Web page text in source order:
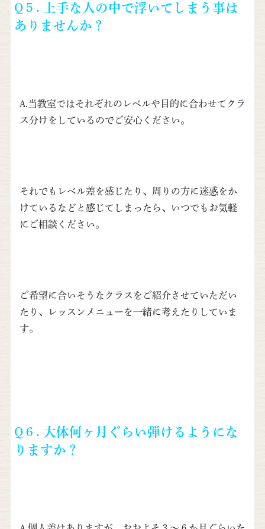
Q５.
上手な人の中で浮いてしまう事は
ありませんか？
A.当教室ではそれぞれのレベルや目的に合わせてクラ
ス分けをしているのでご安心ください。
それでもレベル差を感じたり、周りの方に迷惑をか
けているなどと感じてしまったら、いつでもお気軽
にご相談ください。
ご希望に合いそうなクラスをご紹介させていただい
たり、レッスンメニューを一緒に考えたりしていま
す。
Q６. 大体何ヶ月ぐらい弾けるようにな
りますか？